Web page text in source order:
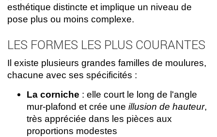
esthétique distincte et implique un niveau de
pose plus ou moins complexe.
LES FORMES LES PLUS COURANTES
Il existe plusieurs grandes familles de moulures,
chacune avec ses spécificités :
La corniche : elle court le long de l'angle
mur-plafond et crée une illusion de hauteur,
très appréciée dans les pièces aux
proportions modestes